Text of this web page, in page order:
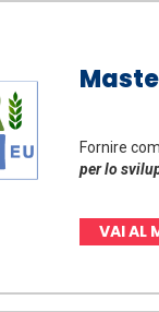
Fornire
per lo
VAI AL